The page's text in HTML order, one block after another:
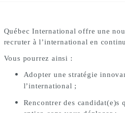
Québec International offre une
recruter à l’international en
Vous pourrez ainsi :
Adopter une stratégie
l’international ;
Rencontrer des candidat(e)s